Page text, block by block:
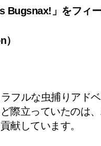
Bugsnax!」をフィ
フルな虫捕りアド
際立っていたのは
献しています。